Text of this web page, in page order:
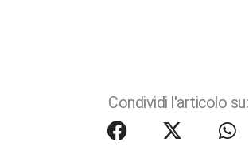
Condividi l'articolo su: